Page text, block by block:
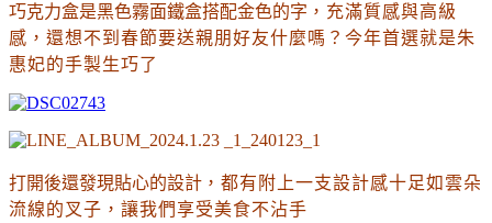
巧克力盒是黑色霧面鐵盒搭配金色的字 ，充滿質感與高級
感 ，還想不到春節要送親朋好友什麼嗎？今年首選就是朱
惠妃的手製生巧了
打開後還發現貼心的設計 ，都有附上一支設計感十足如雲朵
流線的叉子 ，讓我們享受美食不沾手